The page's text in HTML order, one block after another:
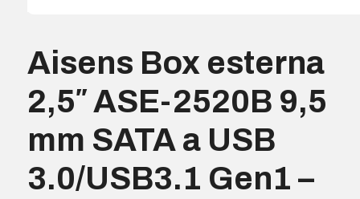
Aisens Box esterna
2,5″ ASE-2520B 9,5
mm SATA a USB
3.0/USB3.1 Gen1 –